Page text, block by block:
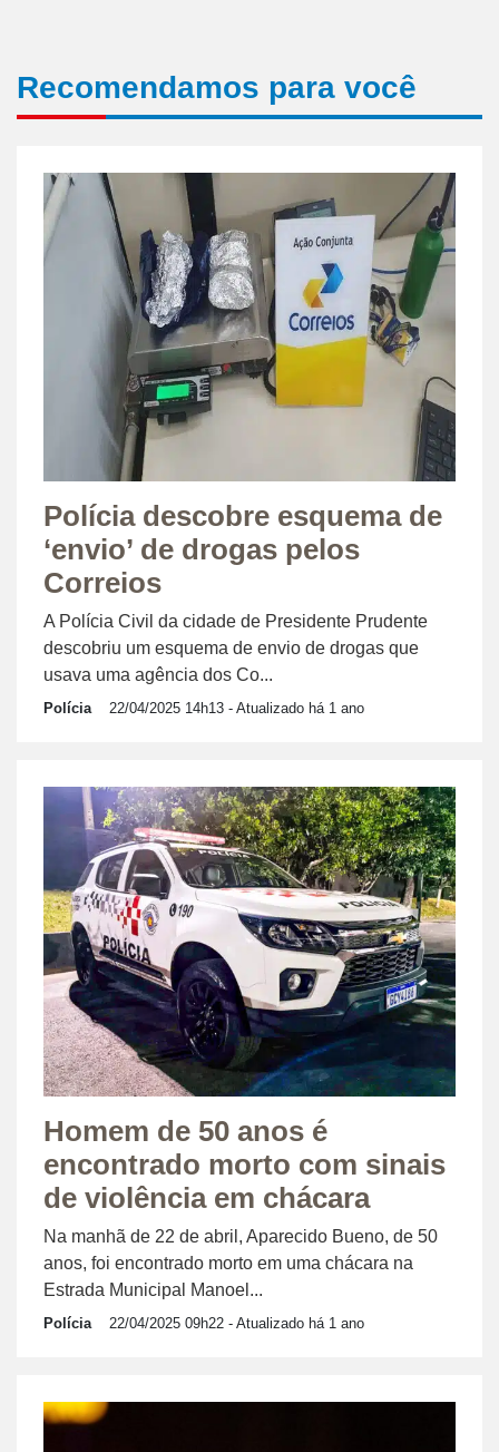
Recomendamos para você
Polícia descobre esquema de
‘envio’ de drogas pelos
Correios
A Polícia Civil da cidade de Presidente Prudente
descobriu um esquema de envio de drogas que
usava uma agência dos Co...
Polícia 22/04/2025 14h13 - Atualizado há 1 ano
Homem de 50 anos é
encontrado morto com sinais
de violência em chácara
Na manhã de 22 de abril, Aparecido Bueno, de 50
anos, foi encontrado morto em uma chácara na
Estrada Municipal Manoel...
Polícia 22/04/2025 09h22 - Atualizado há 1 ano